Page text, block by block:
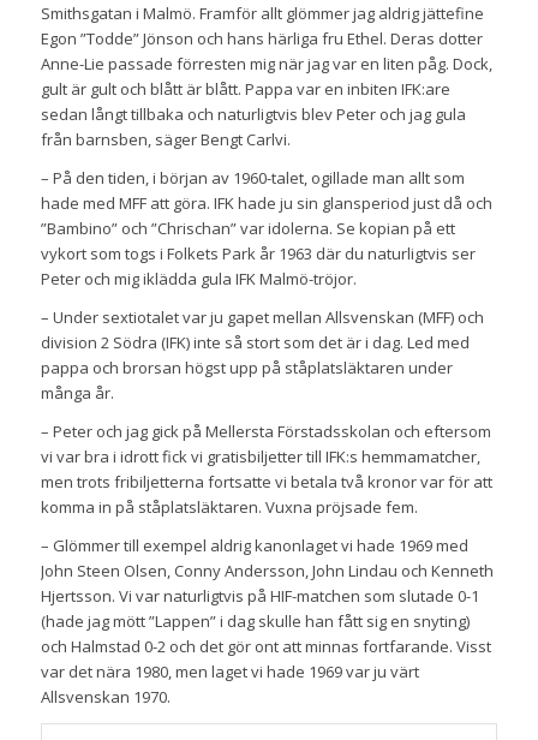
Smithsgatan i Malmö. Framför allt glömmer jag aldrig jättefine
Egon ”Todde” Jönson och hans härliga fru Ethel. Deras dotter
Anne-Lie passade förresten mig när jag var en liten påg. Dock,
gult är gult och blått är blått. Pappa var en inbiten IFK:are
sedan långt tillbaka och naturligtvis blev Peter och jag gula
från barnsben, säger Bengt Carlvi.
– På den tiden, i början av 1960-talet, ogillade man allt som
hade med MFF att göra. IFK hade ju sin glansperiod just då och
”Bambino” och ”Chrischan” var idolerna. Se kopian på ett
vykort som togs i Folkets Park år 1963 där du naturligtvis ser
Peter och mig iklädda gula IFK Malmö-tröjor.
– Under sextiotalet var ju gapet mellan Allsvenskan (MFF) och
division 2 Södra (IFK) inte så stort som det är i dag. Led med
pappa och brorsan högst upp på ståplatsläktaren under
många år.
– Peter och jag gick på Mellersta Förstadsskolan och eftersom
vi var bra i idrott fick vi gratisbiljetter till IFK:s hemmamatcher,
men trots fribiljetterna fortsatte vi betala två kronor var för att
komma in på ståplatsläktaren. Vuxna pröjsade fem.
– Glömmer till exempel aldrig kanonlaget vi hade 1969 med
John Steen Olsen, Conny Andersson, John Lindau och Kenneth
Hjertsson. Vi var naturligtvis på HIF-matchen som slutade 0-1
(hade jag mött ”Lappen” i dag skulle han fått sig en snyting)
och Halmstad 0-2 och det gör ont att minnas fortfarande. Visst
var det nära 1980, men laget vi hade 1969 var ju värt
Allsvenskan 1970.